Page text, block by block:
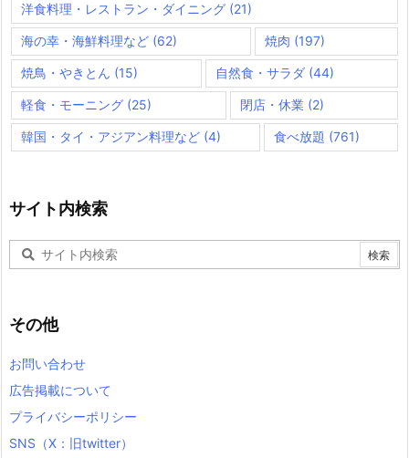
洋食料理・レストラン・ダイニング (21)
海の幸・海鮮料理など (62) 焼肉 (197)
焼鳥・やきとん (15) 自然食・サラダ (44)
軽食・モーニング (25) 閉店・休業(2)
韓国・タイ・アジアン料理など (4) 食べ放題 (761)
サイト内検索
その他
お問い合わせ
広告掲載について
プライバシーポリシー
SNS（X：旧twitter）